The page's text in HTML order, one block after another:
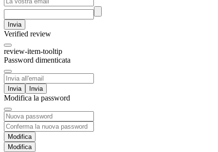
Invia
Verified review
review-item-tooltip
Password dimenticata
Invia
Modifica la password
Modifica